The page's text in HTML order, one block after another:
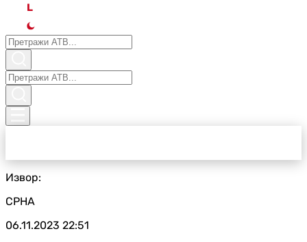
L
Извор:
СРНА
06.11.2023 22:51